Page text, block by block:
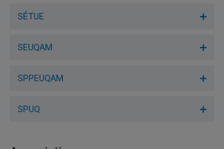
SÉTUE
SEUQAM
SPPEUQAM
SPUQ